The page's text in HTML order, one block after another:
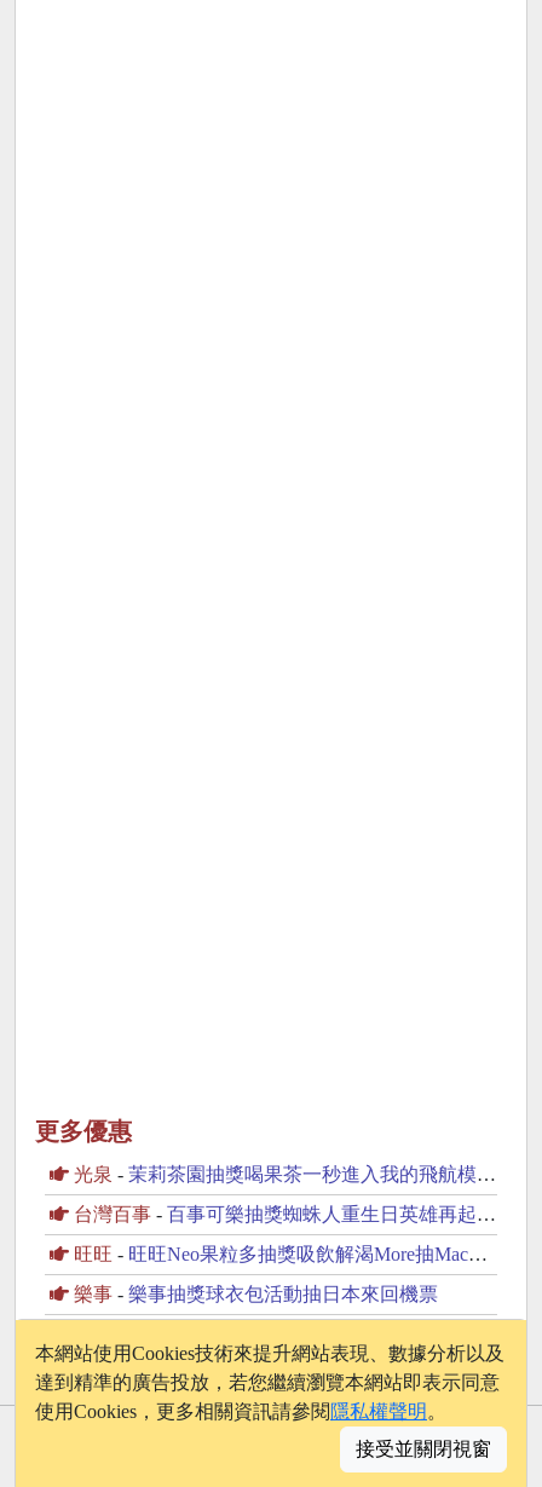
更多優惠
光泉 - 茉莉茶園抽獎喝果茶一秒進入我的飛航模式抽PS5
台灣百事 - 百事可樂抽獎蜘蛛人重生日英雄再起抽美國來回機票
旺旺 - 旺旺Neo果粒多抽獎吸飲解渴More抽MacBook Neo
樂事 - 樂事抽獎球衣包活動抽日本來回機票
© 2026 - onelife.tw
隱私權政策│聯絡我們
本網站使用Cookies技術來提升網站表現、數據分析以及
達到精準的廣告投放，若您繼續瀏覽本網站即表示同意
使用Cookies，更多相關資訊請參閱 隱私權聲明 。
接受並關閉視窗